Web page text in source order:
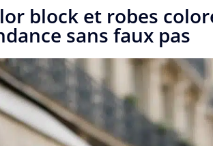
block et robes
sans faux pas